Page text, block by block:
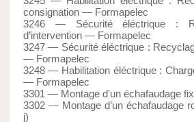
consignation — Formapelec
3246 — Sécurité éléctrique :
d’intervention — Formapelec
3247 — Sécurité éléctrique :
— Formapelec
3248 — Habilitation éléctrique :
— Formapelec
3301 — Montage d'un échafaudage
3302 — Montage d’un échafaudage
j)